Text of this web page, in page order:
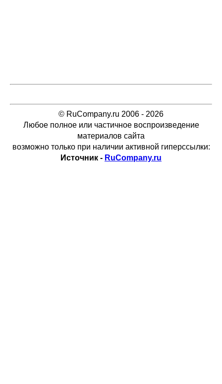
© RuCompany.ru 2006 - 2026
Любое полное или частичное воспроизведение
материалов сайта
возможно только при наличии активной гиперссылки:
Источник - RuCompany.ru